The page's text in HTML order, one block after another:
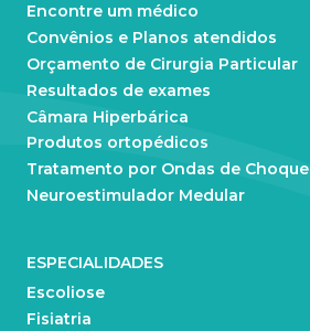
Encontre um médico
Convênios e Planos atendidos
Orçamento de Cirurgia Particular
Resultados de exames
Câmara Hiperbárica
Produtos ortopédicos
Tratamento por Ondas de Choque
Neuroestimulador Medular
ESPECIALIDADES
Escoliose
Fisiatria